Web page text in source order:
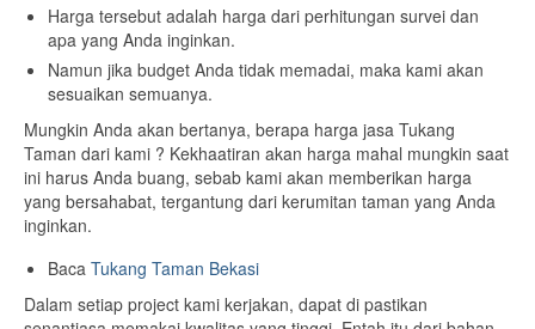
Harga tersebut adalah harga dari perhitungan survei dan
apa yang Anda inginkan.
Namun jika budget Anda tidak memadai, maka kami akan
sesuaikan semuanya.
Mungkin Anda akan bertanya, berapa harga jasa Tukang
Taman dari kami ? Kekhaatiran akan harga mahal mungkin saat
ini harus Anda buang, sebab kami akan memberikan harga
yang bersahabat, tergantung dari kerumitan taman yang Anda
inginkan.
Baca Tukang Taman Bekasi
Dalam setiap project kami kerjakan, dapat di pastikan